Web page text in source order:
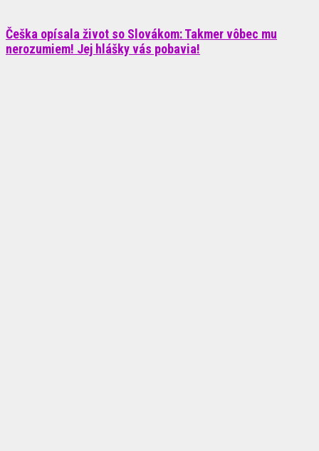
Češka opísala život so Slovákom: Takmer vôbec mu
nerozumiem! Jej hlášky vás pobavia!